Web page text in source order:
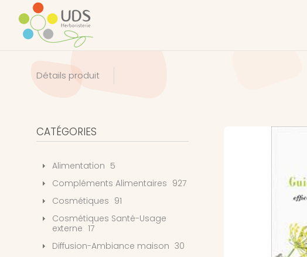
Détails produit
CATÉGORIES
Alimentation 5
Compléments Alimentaires 927
Cosmétiques 91
Cosmétiques Santé-Usage
externe 17
Diffusion-Ambiance maison 30